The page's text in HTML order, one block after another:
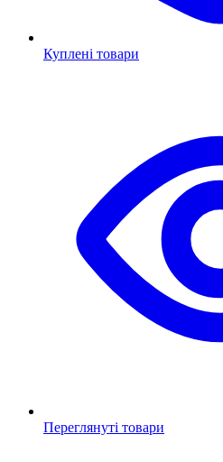
Куплені товари
Переглянуті товари